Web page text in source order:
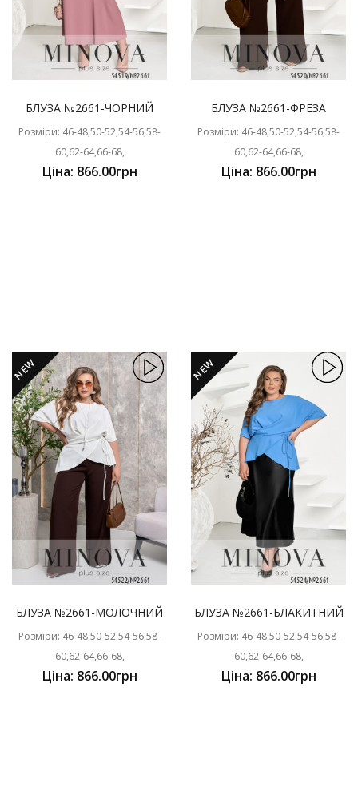
БЛУЗА №2661-ЧОРНИЙ
Розміри: 46-48,50-52,54-56,58-
60,62-64,66-68,
Ціна: 866.00грн
БЛУЗА №2661-ФРЕЗА
Розміри: 46-48,50-52,54-56,58-
60,62-64,66-68,
Ціна: 866.00грн
NEW
БЛУЗА №2661-МОЛОЧНИЙ
Розміри: 46-48,50-52,54-56,58-
60,62-64,66-68,
Ціна: 866.00грн
NEW
БЛУЗА №2661-БЛАКИТНИЙ
Розміри: 46-48,50-52,54-56,58-
60,62-64,66-68,
Ціна: 866.00грн